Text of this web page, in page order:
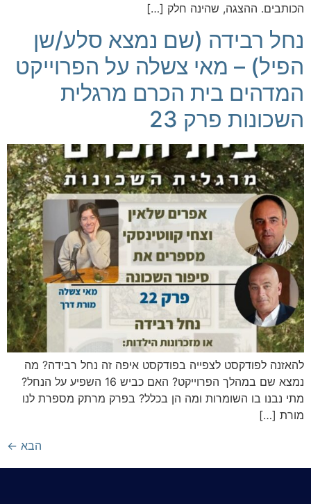
הכותבים. ההצגה, שהינה חלק […]
נחל רבידה (שם נמצא סלע/שן
הפיל) – מאי צשלה על הפרוייקט
המדהים בית הכרם מרגלית
השכונות פרק 23
להאזנה לפודקסט לצפייה בפודקסט איפה זה נחל רבידה? מה
נמצא שם במהלך הפרוייקט? האם כביש 16 השפיע על הנחל?
מתי נבנו בו השומרות ומה הן בכלל? בפרק מרתק מספרת לנו
מורת […]
הבא ←